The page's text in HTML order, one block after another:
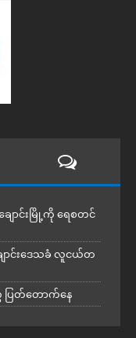
ျောင်းမြို့ကို ရေစတင်
ောင်းဒေသခံ လူငယ်တ
ပြတ်တောက်နေ